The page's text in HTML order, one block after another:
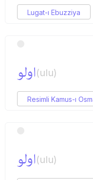
Lugat-ı Ebuzziya
اولو(ulu)
Resimli Kamus-ı
اولو(ulu)